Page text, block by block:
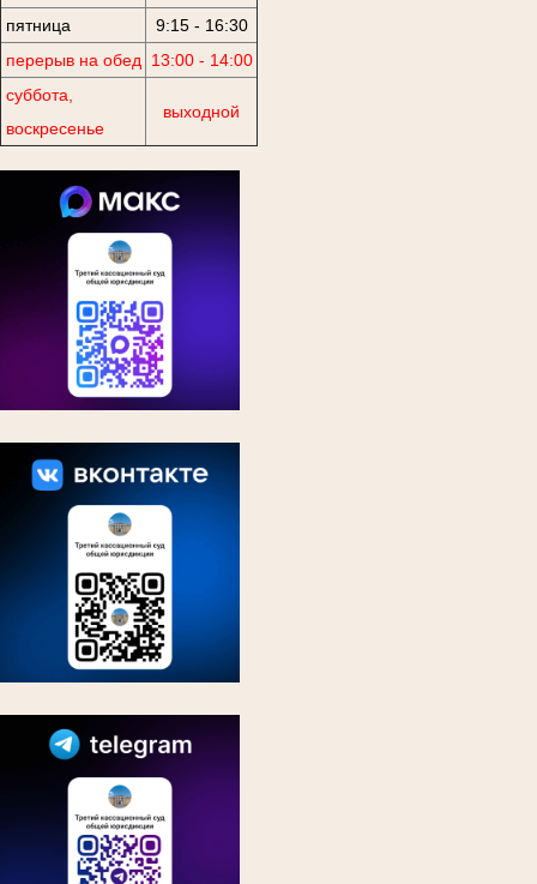
пятница
9:15 - 16:30
перерыв на обед
13:00 - 14:00
суббота,
воскресенье
выходной